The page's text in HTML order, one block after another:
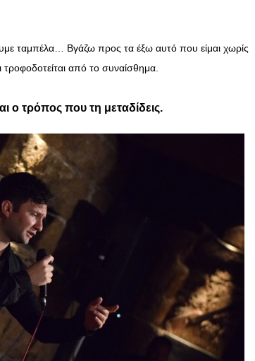
ταμπέλα… Βγάζω προς τα έξω αυτό που είμαι χωρίς
από το συναίσθημα.
ο τρόπος που τη μεταδίδεις.